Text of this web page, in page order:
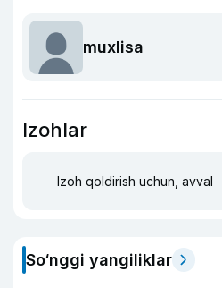
muxlisa
Izohlar
Izoh qoldirish uchun, avval
So‘nggi yangiliklar